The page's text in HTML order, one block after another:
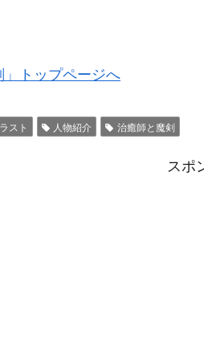
」トップページへ
スト 人物紹介 治癒師と魔剣
スポ